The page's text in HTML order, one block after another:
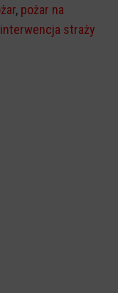
, pożar na
interwencja straży